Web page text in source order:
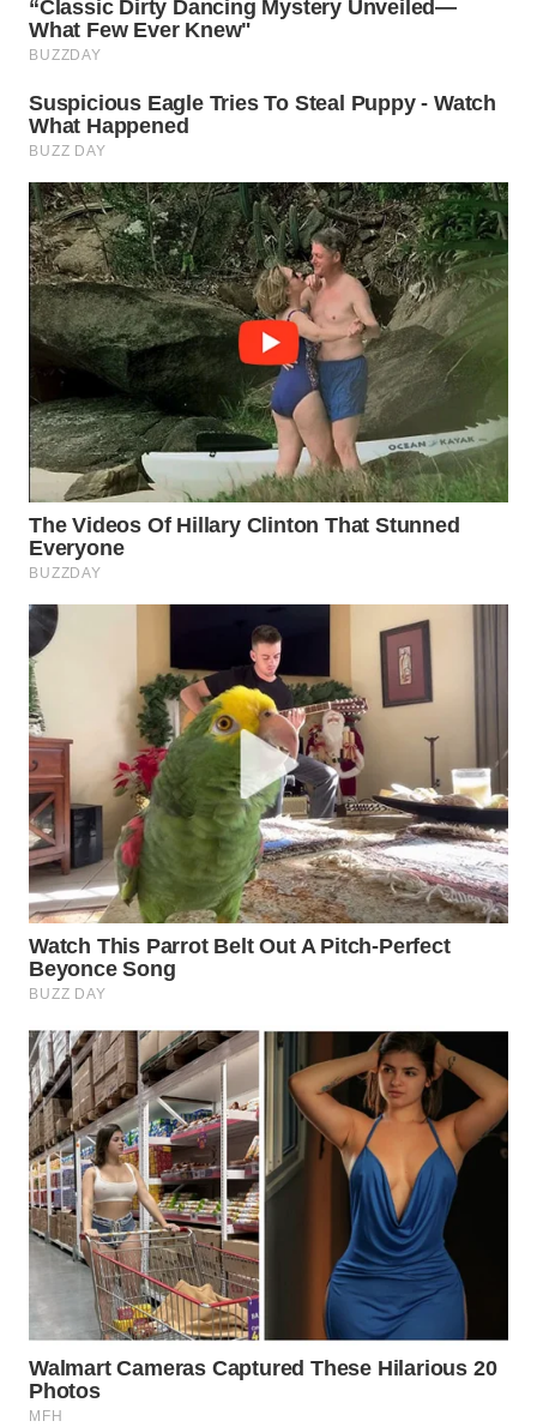
LIKUPANG
LABUANBAJO
WN
BORNEO
Wahana
Media
Group
WAHANA
NEWS
WAHANA
TANI
WAHANA
ADVOKAT
INFRASTRUKTUR
WAHANA
LISTRIK
WAHANA
TRAVEL
WAHANA
TV
WAHANANEWS
ID
WAHANANEWS
CO ID
WAHANANEWS
NET
WAHANA
WAHANA